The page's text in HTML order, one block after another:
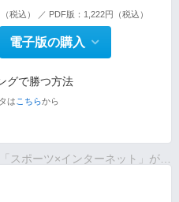
税込） ／ PDF版：1,222円（税込）
電子版の購入
グで勝つ方法
は こちらから
ポーツ×インターネット」が創る人と...